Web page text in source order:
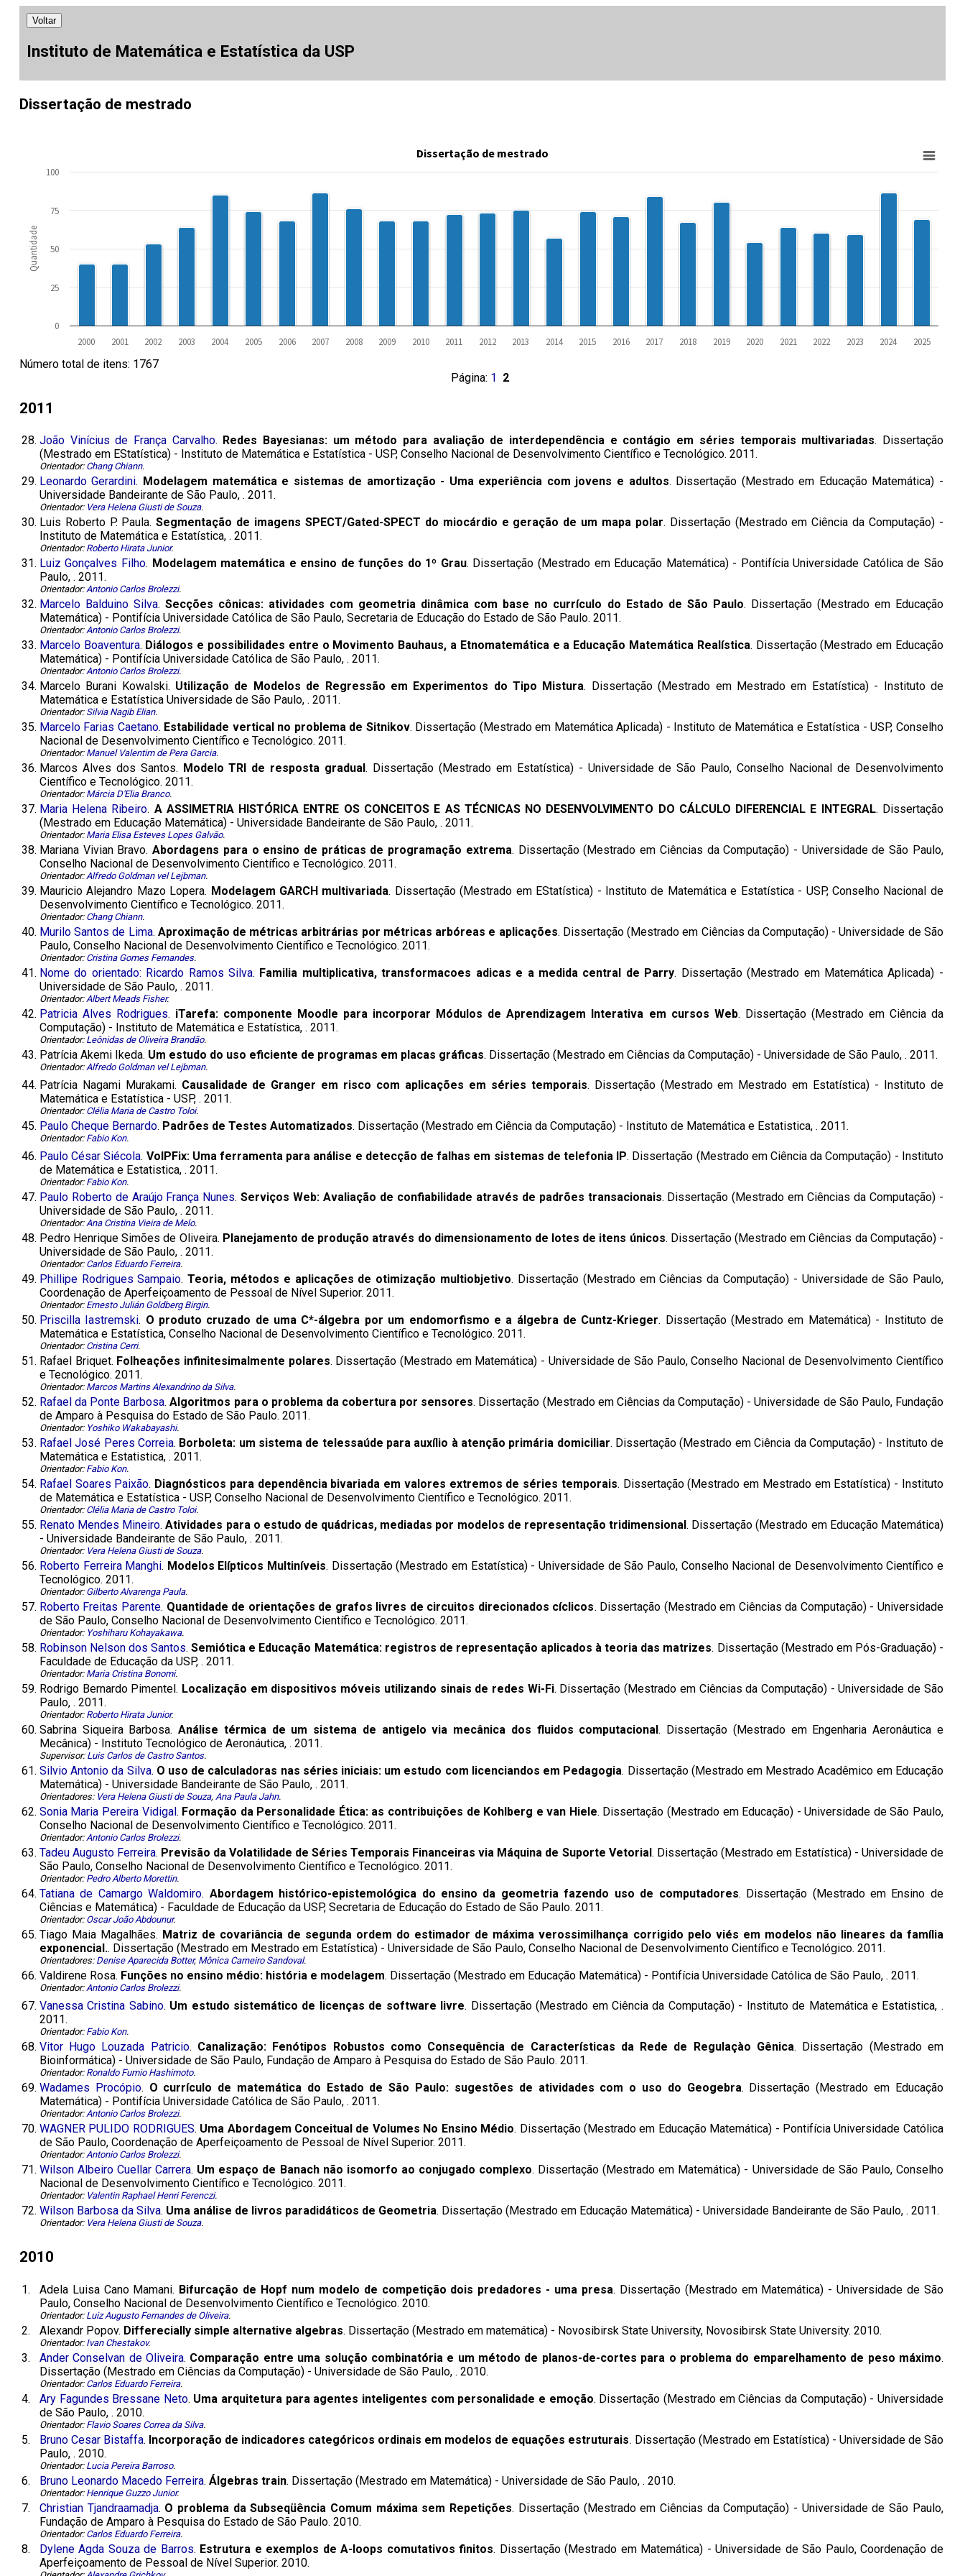
Voltar
Instituto de Matemática e Estatística da USP
Dissertação de mestrado
Quantidade
Dissertação de mestrado
2000 2001 2002 2003 2004 2005 2006 2007 2008 2009 2010 2011 2012 2013 2014 2015 2016 2017 2018 2019 2020 2021 2022 2023 2024 2025
0
25
50
75
100
Número total de itens: 1767
Página: 1 2
2011
28. João Vinícius de França Carvalho. Redes Bayesianas: um método para avaliação de interdependência e contágio em séries temporais multivariadas. Dissertação
(Mestrado em EStatística) - Instituto de Matemática e Estatística - USP, Conselho Nacional de Desenvolvimento Científico e Tecnológico. 2011.
Orientador: Chang Chiann.
29. Leonardo Gerardini. Modelagem matemática e sistemas de amortização - Uma experiência com jovens e adultos. Dissertação (Mestrado em Educação Matemática) -
Universidade Bandeirante de São Paulo, . 2011.
Orientador: Vera Helena Giusti de Souza.
30. Luis Roberto P. Paula.Segmentação de imagens SPECT/Gated-SPECT do miocárdio e geração de um mapa polar. Dissertação (Mestrado em Ciência da Computação) -
Instituto de Matemática e Estatística, . 2011.
Orientador: Roberto Hirata Junior.
31. Luiz Gonçalves Filho. Modelagem matemática e ensino de funções do 1º Grau. Dissertação (Mestrado em Educação Matemática) - Pontifícia Universidade Católica de São
Paulo, . 2011.
Orientador:Antonio Carlos Brolezzi.
32. Marcelo Balduino Silva.Secções cônicas: atividades com geometria dinâmica com base no currículo do Estado de São Paulo. Dissertação (Mestrado em Educação
Matemática) - Pontifícia Universidade Católica de São Paulo, Secretaria de Educação do Estado de São Paulo. 2011.
Orientador:Antonio Carlos Brolezzi.
33. Marcelo Boaventura. Diálogos e possibilidades entre o Movimento Bauhaus, a Etnomatemática e a Educação Matemática Realística. Dissertação (Mestrado em Educação
Matemática) - Pontifícia Universidade Católica de São Paulo, . 2011.
Orientador:Antonio Carlos Brolezzi.
34. Marcelo Burani Kowalski. Utilização de Modelos de Regressão em Experimentos do Tipo Mistura. Dissertação (Mestrado em Mestrado em Estatística) - Instituto de
Matemática e Estatística Universidade de São Paulo, . 2011.
Orientador: Silvia Nagib Elian.
35. Marcelo Farias Caetano. Estabilidade vertical no problema de Sitnikov. Dissertação (Mestrado em Matemática Aplicada) - Instituto de Matemática e Estatística - USP, Conselho
Nacional de Desenvolvimento Científico e Tecnológico. 2011.
Orientador: Manuel Valentim de Pera Garcia.
36. Marcos Alves dos Santos. Modelo TRI de resposta gradual. Dissertação (Mestrado em Estatística) - Universidade de São Paulo, Conselho Nacional de Desenvolvimento
Científico e Tecnológico. 2011.
Orientador: Márcia D'Elia Branco.
37. Maria Helena Ribeiro. A ASSIMETRIA HISTÓRICA ENTRE OS CONCEITOS E AS TÉCNICAS NO DESENVOLVIMENTO DO CÁLCULO DIFERENCIAL E INTEGRAL. Dissertação
(Mestrado em Educação Matemática) - Universidade Bandeirante de São Paulo, . 2011.
Orientador: Maria Elisa Esteves Lopes Galvão.
38. Mariana Vivian Bravo.Abordagens para o ensino de práticas de programação extrema. Dissertação (Mestrado em Ciências da Computação) - Universidade de São Paulo,
Conselho Nacional de Desenvolvimento Científico e Tecnológico. 2011.
Orientador:Alfredo Goldman vel Lejbman.
39. Mauricio Alejandro Mazo Lopera. Modelagem GARCH multivariada. Dissertação (Mestrado em EStatística) - Instituto de Matemática e Estatística - USP, Conselho Nacional de
Desenvolvimento Científico e Tecnológico. 2011.
Orientador: Chang Chiann.
40. Murilo Santos de Lima. Aproximação de métricas arbitrárias por métricas arbóreas e aplicações. Dissertação (Mestrado em Ciências da Computação) - Universidade de São
Paulo, Conselho Nacional de Desenvolvimento Científico e Tecnológico. 2011.
Orientador: Cristina Gomes Fernandes.
41. Nome do orientado: Ricardo Ramos Silva. Familia multiplicativa, transformacoes adicas e a medida central de Parry. Dissertação (Mestrado em Matemática Aplicada) -
Universidade de São Paulo, . 2011.
Orientador:Albert Meads Fisher.
42. Patricia Alves Rodrigues. iTarefa: componente Moodle para incorporar Módulos de Aprendizagem Interativa em cursos Web. Dissertação (Mestrado em Ciência da
Computação) - Instituto de Matemática e Estatística, . 2011.
Orientador: Leônidas de Oliveira Brandão.
43. Patrícia Akemi Ikeda. Um estudo do uso eficiente de programas em placas gráficas. Dissertação (Mestrado em Ciências da Computação) - Universidade de São Paulo, . 2011.
Orientador:Alfredo Goldman vel Lejbman.
44. Patrícia Nagami Murakami. Causalidade de Granger em risco com aplicações em séries temporais. Dissertação (Mestrado em Mestrado em Estatística) - Instituto de
Matemática e Estatística - USP, . 2011.
Orientador: Clélia Maria de Castro Toloi.
45. Paulo Cheque Bernardo. Padrões de Testes Automatizados. Dissertação (Mestrado em Ciência da Computação) - Instituto de Matemática e Estatistica, . 2011.
Orientador: Fabio Kon.
46. Paulo César Siécola. VoIPFix: Uma ferramenta para análise e detecção de falhas em sistemas de telefonia IP. Dissertação (Mestrado em Ciência da Computação) - Instituto
de Matemática e Estatistica, . 2011.
Orientador: Fabio Kon.
47. Paulo Roberto de Araújo França Nunes.Serviços Web: Avaliação de confiabilidade através de padrões transacionais. Dissertação (Mestrado em Ciências da Computação) -
Universidade de São Paulo, . 2011.
Orientador:Ana Cristina Vieira de Melo.
48. Pedro Henrique Simões de Oliveira. Planejamento de produção através do dimensionamento de lotes de itens únicos. Dissertação (Mestrado em Ciências da Computação) -
Universidade de São Paulo, . 2011.
Orientador: Carlos Eduardo Ferreira.
49. Phillipe Rodrigues Sampaio.Teoria, métodos e aplicações de otimização multiobjetivo. Dissertação (Mestrado em Ciências da Computação) - Universidade de São Paulo,
Coordenação de Aperfeiçoamento de Pessoal de Nível Superior. 2011.
Orientador: Ernesto Julián Goldberg Birgin.
50. Priscilla Iastremski. O produto cruzado de uma C*-álgebra por um endomorfismo e a álgebra de Cuntz-Krieger. Dissertação (Mestrado em Matemática) - Instituto de
Matemática e Estatística, Conselho Nacional de Desenvolvimento Científico e Tecnológico. 2011.
Orientador: Cristina Cerri.
51. Rafael Briquet. Folheações infinitesimalmente polares. Dissertação (Mestrado em Matemática) - Universidade de São Paulo, Conselho Nacional de Desenvolvimento Científico
e Tecnológico. 2011.
Orientador: Marcos Martins Alexandrino da Silva.
52. Rafael da Ponte Barbosa.Algoritmos para o problema da cobertura por sensores. Dissertação (Mestrado em Ciências da Computação) - Universidade de São Paulo, Fundação
de Amparo à Pesquisa do Estado de São Paulo. 2011.
Orientador: Yoshiko Wakabayashi.
53. Rafael José Peres Correia. Borboleta: um sistema de telessaúde para auxílio à atenção primária domiciliar. Dissertação (Mestrado em Ciência da Computação) - Instituto de
Matemática e Estatistica, . 2011.
Orientador: Fabio Kon.
54. Rafael Soares Paixão. Diagnósticos para dependência bivariada em valores extremos de séries temporais. Dissertação (Mestrado em Mestrado em Estatística) - Instituto
de Matemática e Estatística - USP, Conselho Nacional de Desenvolvimento Científico e Tecnológico. 2011.
Orientador: Clélia Maria de Castro Toloi.
55. Renato Mendes Mineiro.Atividades para o estudo de quádricas, mediadas por modelos de representação tridimensional. Dissertação (Mestrado em Educação Matemática)
- Universidade Bandeirante de São Paulo, . 2011.
Orientador: Vera Helena Giusti de Souza.
56. Roberto Ferreira Manghi. Modelos Elípticos Multiníveis. Dissertação (Mestrado em Estatística) - Universidade de São Paulo, Conselho Nacional de Desenvolvimento Científico e
Tecnológico. 2011.
Orientador: Gilberto Alvarenga Paula.
57. Roberto Freitas Parente. Quantidade de orientações de grafos livres de circuitos direcionados cíclicos. Dissertação (Mestrado em Ciências da Computação) - Universidade
de São Paulo, Conselho Nacional de Desenvolvimento Científico e Tecnológico. 2011.
Orientador: Yoshiharu Kohayakawa.
58. Robinson Nelson dos Santos.Semiótica e Educação Matemática: registros de representação aplicados à teoria das matrizes. Dissertação (Mestrado em Pós-Graduação) -
Faculdade de Educação da USP, . 2011.
Orientador: Maria Cristina Bonomi.
59. Rodrigo Bernardo Pimentel. Localização em dispositivos móveis utilizando sinais de redes Wi-Fi. Dissertação (Mestrado em Ciências da Computação) - Universidade de São
Paulo, . 2011.
Orientador: Roberto Hirata Junior.
60. Sabrina Siqueira Barbosa.Análise térmica de um sistema de antigelo via mecânica dos fluidos computacional. Dissertação (Mestrado em Engenharia Aeronâutica e
Mecânica) - Instituto Tecnológico de Aeronáutica, . 2011.
Supervisor: Luis Carlos de Castro Santos.
61. Silvio Antonio da Silva. O uso de calculadoras nas séries iniciais: um estudo com licenciandos em Pedagogia. Dissertação (Mestrado em Mestrado Acadêmico em Educação
Matemática) - Universidade Bandeirante de São Paulo, . 2011.
Orientadores: Vera Helena Giusti de Souza, Ana Paula Jahn.
62. Sonia Maria Pereira Vidigal . Formação da Personalidade Ética: as contribuições de Kohlberg e van Hiele. Dissertação (Mestrado em Educação) - Universidade de São Paulo,
Conselho Nacional de Desenvolvimento Científico e Tecnológico. 2011.
Orientador:Antonio Carlos Brolezzi.
63. Tadeu Augusto Ferreira. Previsão da Volatilidade de Séries Temporais Financeiras via Máquina de Suporte Vetorial . Dissertação (Mestrado em Estatística) - Universidade de
São Paulo, Conselho Nacional de Desenvolvimento Científico e Tecnológico. 2011.
Orientador: Pedro Alberto Morettin.
64. Tatiana de Camargo Waldomiro. Abordagem histórico-epistemológica do ensino da geometria fazendo uso de computadores. Dissertação (Mestrado em Ensino de
Ciências e Matemática) - Faculdade de Educação da USP, Secretaria de Educação do Estado de São Paulo. 2011.
Orientador: Oscar João Abdounur.
65. Tiago Maia Magalhães. Matriz de covariância de segunda ordem do estimador de máxima verossimilhança corrigido pelo viés em modelos não lineares da família
exponencial.. Dissertação (Mestrado em Mestrado em Estatística) - Universidade de São Paulo, Conselho Nacional de Desenvolvimento Científico e Tecnológico. 2011.
Orientadores: Denise Aparecida Botter, Mônica Carneiro Sandoval.
66. Valdirene Rosa. Funções no ensino médio: história e modelagem. Dissertação (Mestrado em Educação Matemática) - Pontifícia Universidade Católica de São Paulo, . 2011.
Orientador:Antonio Carlos Brolezzi.
67. Vanessa Cristina Sabino. Um estudo sistemático de licenças de software livre. Dissertação (Mestrado em Ciência da Computação) - Instituto de Matemática e Estatistica, .
2011.
Orientador: Fabio Kon.
68. Vitor Hugo Louzada Patricio. Canalização: Fenótipos Robustos como Consequência de Características da Rede de Regulaçào Gênica. Dissertação (Mestrado em
Bioinformática) - Universidade de São Paulo, Fundação de Amparo à Pesquisa do Estado de São Paulo. 2011.
Orientador: Ronaldo Fumio Hashimoto.
69. Wadames Procópio. O currículo de matemática do Estado de São Paulo: sugestões de atividades com o uso do Geogebra. Dissertação (Mestrado em Educação
Matemática) - Pontifícia Universidade Católica de São Paulo, . 2011.
Orientador:Antonio Carlos Brolezzi.
70. WAGNER PULIDO RODRIGUES. Uma Abordagem Conceitual de Volumes No Ensino Médio. Dissertação (Mestrado em Educação Matemática) - Pontifícia Universidade Católica
de São Paulo, Coordenação de Aperfeiçoamento de Pessoal de Nível Superior. 2011.
Orientador:Antonio Carlos Brolezzi.
71. Wilson Albeiro Cuellar Carrera. Um espaço de Banach não isomorfo ao conjugado complexo. Dissertação (Mestrado em Matemática) - Universidade de São Paulo, Conselho
Nacional de Desenvolvimento Científico e Tecnológico. 2011.
Orientador: Valentin Raphael Henri Ferenczi.
72. Wilson Barbosa da Silva. Uma análise de livros paradidáticos de Geometria. Dissertação (Mestrado em Educação Matemática) - Universidade Bandeirante de São Paulo, . 2011.
Orientador: Vera Helena Giusti de Souza.
2010
1. Adela Luisa Cano Mamani. Bifurcação de Hopf num modelo de competição dois predadores - uma presa. Dissertação (Mestrado em Matemática) - Universidade de São
Paulo, Conselho Nacional de Desenvolvimento Científico e Tecnológico. 2010.
Orientador: Luiz Augusto Fernandes de Oliveira.
2. Alexandr Popov. Differecially simple alternative algebras. Dissertação (Mestrado em matemática) - Novosibirsk State University, Novosibirsk State University. 2010.
Orientador: Ivan Chestakov.
3. Ander Conselvan de Oliveira. Comparação entre uma solução combinatória e um método de planos-de-cortes para o problema do emparelhamento de peso máximo.
Dissertação (Mestrado em Ciências da Computação) - Universidade de São Paulo, . 2010.
Orientador: Carlos Eduardo Ferreira.
4. Ary Fagundes Bressane Neto. Uma arquitetura para agentes inteligentes com personalidade e emoção. Dissertação (Mestrado em Ciências da Computação) - Universidade
de São Paulo, . 2010.
Orientador: Flavio Soares Correa da Silva.
5. Bruno Cesar Bistaffa. Incorporação de indicadores categóricos ordinais em modelos de equações estruturais. Dissertação (Mestrado em Estatística) - Universidade de São
Paulo, . 2010.
Orientador: Lucia Pereira Barroso.
6. Bruno Leonardo Macedo Ferreira. Álgebras train. Dissertação (Mestrado em Matemática) - Universidade de São Paulo, . 2010.
Orientador: Henrique Guzzo Junior.
7. Christian Tjandraamadja. O problema da Subseqüência Comum máxima sem Repetições. Dissertação (Mestrado em Ciências da Computação) - Universidade de São Paulo,
Fundação de Amparo à Pesquisa do Estado de São Paulo. 2010.
Orientador: Carlos Eduardo Ferreira.
8. Dylene Agda Souza de Barros. Estrutura e exemplos de A-loops comutativos finitos. Dissertação (Mestrado em Matemática) - Universidade de São Paulo, Coordenação de
Aperfeiçoamento de Pessoal de Nível Superior. 2010.